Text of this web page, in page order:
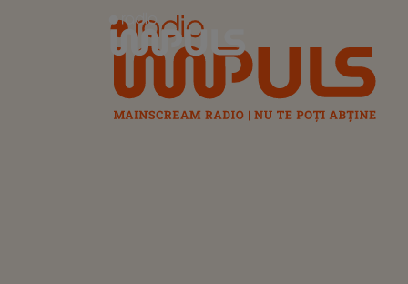
Radio Impuls